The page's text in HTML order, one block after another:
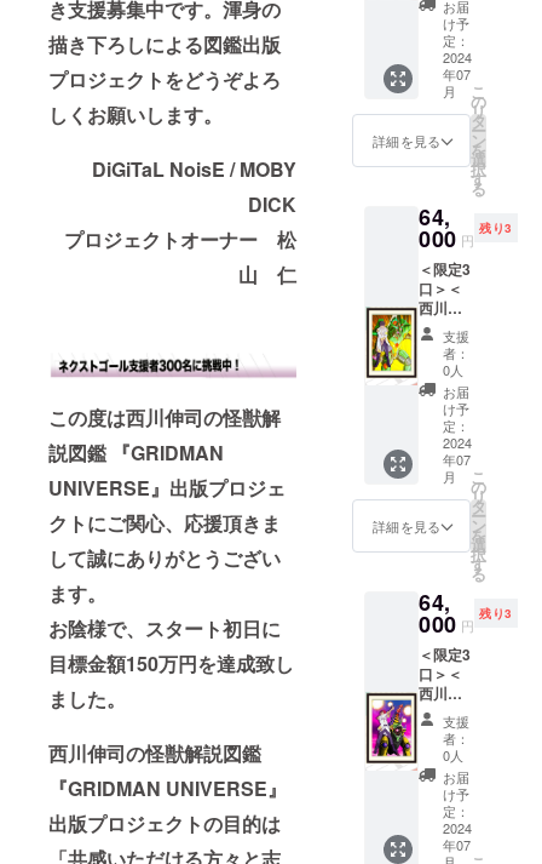
き支援募集中です。渾身の
描き下ろしによる図鑑出版
プロジェクトをどうぞよろ
しくお願いします。
DiGiTaL NoisE / MOBY
DICK
プロジェクトオーナー 松
山 仁
この度は西川伸司の怪獣解
説図鑑 『GRIDMAN
UNIVERSE』出版プロジェ
クトにご関心、応援頂きま
して誠にありがとうござい
ます。
お陰様で、スタート初日に
目標金額150万円を達成致し
ました。
西川伸司の怪獣解説図鑑
『GRIDMAN UNIVERSE』
出版プロジェクトの目的は
「共感いただける方々と志
払い）
となり
ます。
※画像は
イメー
ジで
す。
XXL 着
丈81 身
幅63 肩
幅57 袖
丈25
※版権は
版権元
に帰属
しま
※2024
年7月下
旬頃の
お届け
となり
ます。
※価格は
税込み
です。
※送料は
別途お
客様負
担（着
払い）
となり
ます。
※画像は
イメー
ジで
ズ(H約
728 × W
515mm
) ※版権
は版権
属しま
す。
旬頃の
お届け
となり
ます。
※価格は
税込と
なりま
す。 ※
送料は
別途お
客様負
担（着
払い）
となり
ます。
は、イ
メージ
』「麻
中 蓬
× ザイ
オー
ン」 ※
複製原
いて ・
サイ
柄）A2
サイズ
(H約
594× W
約
420mm
)／（額
寸法）
B2サイ
ズ(H約
728 × W
515mm
) ※版権
は版権
属しま
す。
旬頃の
お届け
となり
ます。
※価格は
税込と
なりま
す。 ※
送料は
別途お
客様負
担（着
払い）
ドファ
ンディ
ングの
みとな
りま
す。 ＜
リター
ン内容
●「西川
筆サイ
ン入
り」描
き下ろ
し複製
原画
『SSSS
.DYNAZ
ENON
』「南
夢芽
× ネオ
フォビ
ア」 ※
複製原
いて ・
サイ
柄）A2
サイズ
(H約
594× W
約
420mm
)／（額
寸法）
B2サイ
ズ(H約
728 × W
515mm
) ※版権
品を原
画展会
場と
BOOST
ER限定
で複製
原画と
実施が
決定！
原画展
が終了
した現
在、入
手出来
るのは
今回の
クラウ
ドファ
ンディ
ングの
みとな
りま
す。 ＜
リター
伸司直
筆サイ
り」描
き下ろ
し複製
原画
『SSSS
.DYNAZ
ENON
』「山
中 暦
× グ
レー
ER限定
＞【複
製原画
コース
G】 西
川伸司
による
描き下
ろし
.DYNAZ
ENON
』「飛
鳥川ち
せ ×
ゴルド
バー
ン」 展
覧会用
加筆作
品を原
画展会
場と
BOOST
ER限定
で複製
原画と
実施が
決定！
原画展
が終了
した現
在、入
手出来
るのは
今回の
クラウ
ドファ
ンディ
ングの
みとな
お届
け予
定：
2024
年07
月
詳細を見る
こ
の
リ
タ
ー
ン
を
選
択
す
る
64,
000 円
残り3
＜限定3
口＞＜
西川伸
司直筆
サイン
入り・
BOOST
ER限定
＞【複
製原画
コース
H】 西
川伸司
による
描き下
ろし
.DYNAZ
ENON
』
「ジュ
ウガ
× ギブ
ゾー
グ」 展
覧会用
加筆作
品を原
画展会
場と
BOOST
支援
者：
0人
お届
け予
定：
2024
年07
月
詳細を見る
こ
の
リ
タ
ー
ン
を
選
択
す
る
64,
000 円
残り3
＜限定3
口＞＜
西川伸
司直筆
サイン
入り・
BOOST
ER限定
＞【複
製原画
コース
支援
者：
0人
お届
け予
定：
2024
年07